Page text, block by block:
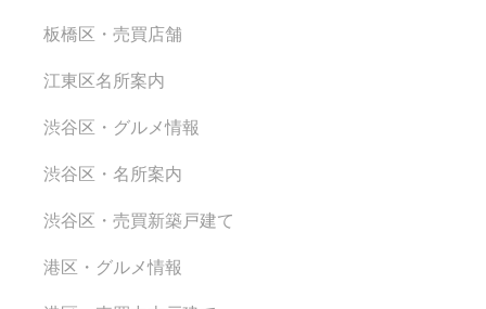
板橋区・売買店舗
江東区名所案内
渋谷区・グルメ情報
渋谷区・名所案内
渋谷区・売買新築戸建て
港区・グルメ情報